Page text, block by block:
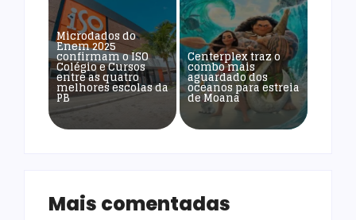
Microdados do
Enem 2025
confirmam o ISO
Colégio e Cursos
entre as quatro
melhores escolas da
PB
Centerplex traz o
combo mais
aguardado dos
oceanos para estreia
de Moana
Mais comentadas